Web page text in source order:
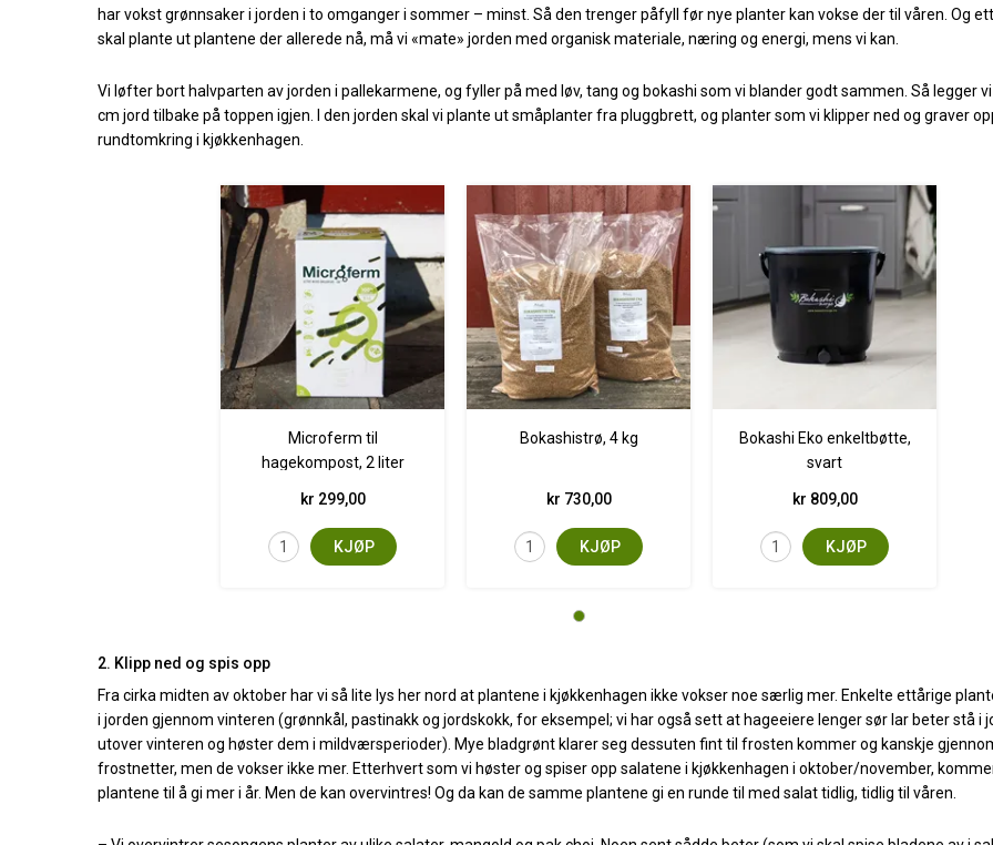
har vokst grønnsaker i jorden i to omganger i sommer – minst. Så den trenger påfyll før nye planter kan vokse der til våren. Og
skal plante ut plantene der allerede nå, må vi «mate» jorden med organisk materiale, næring og energi, mens vi kan.
Vi løfter bort halvparten av jorden i pallekarmene, og fyller på med løv, tang og bokashi som vi blander godt sammen. Så legger
cm jord tilbake på toppen igjen. I den jorden skal vi plante ut småplanter fra pluggbrett, og planter som vi klipper ned og graver
rundtomkring i kjøkkenhagen.
Microferm til
hagekompost, 2 liter
kr 299,00
KJØP
Bokashistrø, 4 kg
kr 730,00
KJØP
Bokashi Eko enkeltbøtte,
svart
kr 809,00
KJØP
2. Klipp ned og spis opp
Fra cirka midten av oktober har vi så lite lys her nord at plantene i kjøkkenhagen ikke vokser noe særlig mer. Enkelte ettårige
i jorden gjennom vinteren (grønnkål, pastinakk og jordskokk, for eksempel; vi har også sett at hageeiere lenger sør lar beter stå i
utover vinteren og høster dem i mildværsperioder). Mye bladgrønt klarer seg dessuten fint til frosten kommer og kanskje
frostnetter, men de vokser ikke mer. Etterhvert som vi høster og spiser opp salatene i kjøkkenhagen i oktober/november,
plantene til å gi mer i år. Men de kan overvintres! Og da kan de samme plantene gi en runde til med salat tidlig, tidlig til våren.